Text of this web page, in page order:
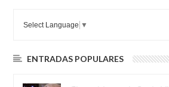
Select Language ▼
ENTRADAS POPULARES